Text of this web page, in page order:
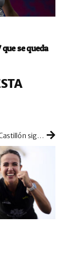
se queda
Carmen Castillón sigue brillando en su dulce regreso a las pistas